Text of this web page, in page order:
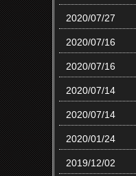
2020/07/27
2020/07/16
2020/07/16
2020/07/14
2020/07/14
2020/01/24
2019/12/02